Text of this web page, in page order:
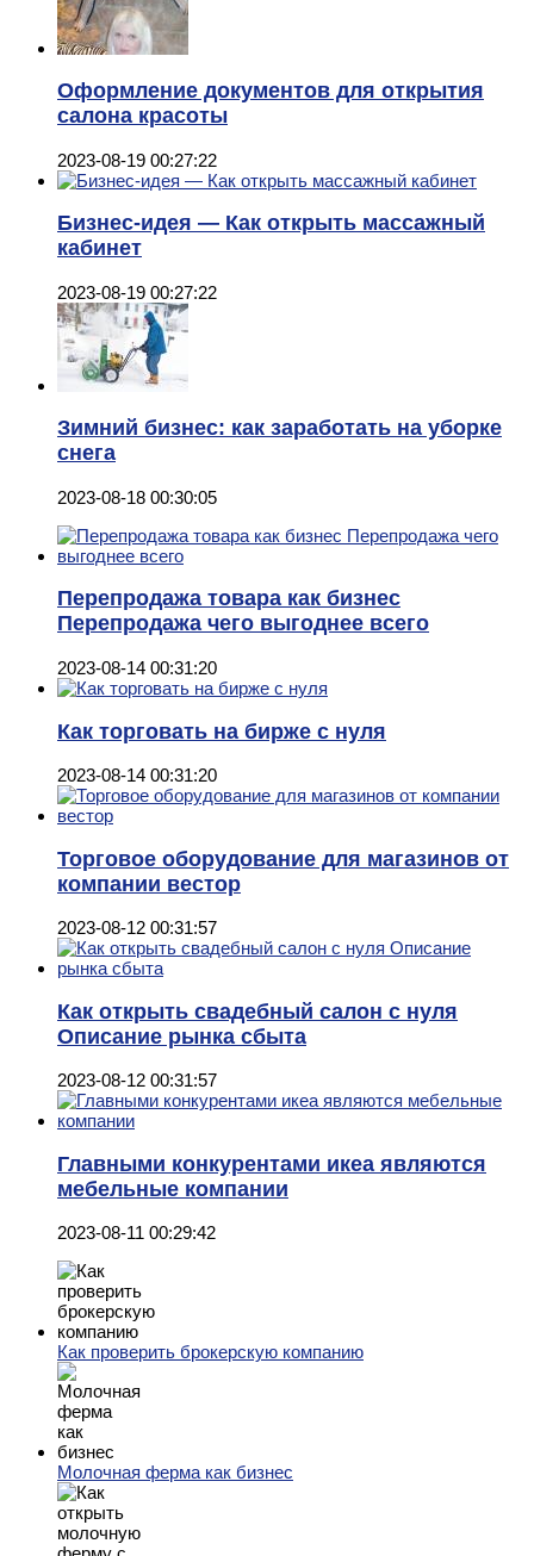
Оформление документов для открытия
салона красоты
2023-08-19 00:27:22
Бизнес-идея — Как открыть массажный
кабинет
2023-08-19 00:27:22
Зимний бизнес: как заработать на уборке
снега
2023-08-18 00:30:05
Перепродажа товара как бизнес
Перепродажа чего выгоднее всего
2023-08-14 00:31:20
Как торговать на бирже с нуля
2023-08-14 00:31:20
Торговое оборудование для магазинов от
компании вестор
2023-08-12 00:31:57
Как открыть свадебный салон с нуля
Описание рынка сбыта
2023-08-12 00:31:57
Главными конкурентами икеа являются
мебельные компании
2023-08-11 00:29:42
Как проверить брокерскую компанию
Молочная ферма как бизнес